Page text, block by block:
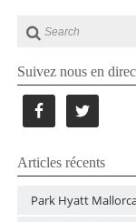
Suivez nous en
Articles récents
Park Hyatt